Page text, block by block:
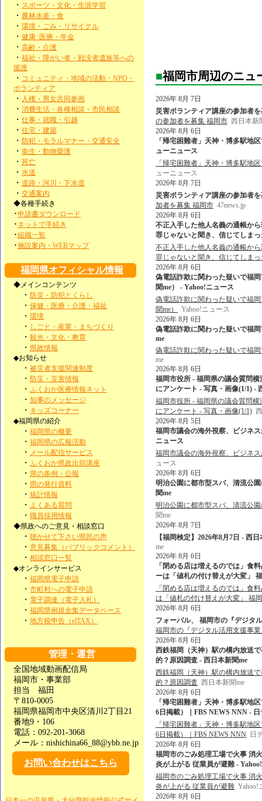
・ スポーツ・文化・生涯学習
・ 農林水産・食
・ 環境・ごみ・リサイクル
・ 健康･医療・年金
・ 高齢・介護
・ 福祉・障がい者・戦没者遺族等への
援護
・ コミュニティ・地域の活動・NPO・
ボランティア
・ 人権・男女共同参画
・ 消費生活・各種相談・市民相談
・ 仕事・就職・引越
・ 住宅・建築
・ 防犯・モラルマナー・交通安全
・ 衛生・動物愛護
・ 死亡
・ 水道
・ 道路・河川・下水道
・ 交通案内
◆各種手続き
･申請書ダウンロード
･ ネットで手続き
･組織一覧
･施設案内・WEBマップ
福岡県オフィシャル情報
◆メインコンテンツ
・ 防災・防犯とくらし
・ 保健・医療・介護・福祉
・ 環境
・ しごと・産業・まちづくり
・ 観光・文化・教育
・ 県政情報
◆お知らせ
・ 被災者支援関連制度
・ 防災・災害情報
・ ふくおか医療情報ネット
・ 知事のメッセージ
・ キッズコーナー
◆福岡県の紹介
・ 福岡県の概要
・ 福岡県の広報活動
・ メール配信サービス
・ ふくおか県政出前講座
・ 県の条例・公報
・ 県の発行資料
・ 統計情報
・ よくある質問
・ 職員採用情報
◆県政へのご意見・相談窓口
・ 聴かせて下さい県民の声
・ 意見募集（パブリックコメント）
・ 相談窓口一覧
◆オンラインサービス
・ 福岡県電子申請
・ 市町村への電子申請
・ 電子調達（電子入札）
・ 福岡県例規全集データベース
・ 地方税申告（elTAX）
管理・運営
全国地域動画配信局
福岡市・事業部
担当 福田
〒810-0005
福岡県福岡市中央区清川2丁目21
番地9・106
電話：092-201-3068
メール：nishichina66_88@ybb.ne.jp
お問い合わせはこちら
■福岡市周辺のニュ
2026年 8月 7日
災害ボランティア講座の参加者
の参加者を募集 福岡市 西日本新
2026年 8月 6日
「帰宅困難者」天神・博多駅
ューニュース
「帰宅困難者」天神・博多駅
ューニュース
2026年 8月 7日
災害ボランティア講座の参加者
加者を募集 福岡市 47news.jp
2026年 8月 6日
不正入手した他人名義の通帳か
罪じゃないと聞き、信じてしま
不正入手した他人名義の通帳か
罪じゃないと聞き、信じてしま
2026年 8月 6日
偽電話詐欺に関わった疑いで福
聞me） - Yahoo!ニュース
偽電話詐欺に関わった疑いで福
聞me）
Yahoo!ニュース
2026年 8月 6日
偽電話詐欺に関わった疑いで福
me
偽電話詐欺に関わった疑いで福
me
2026年 8月 6日
福岡市役所 - 福岡県の議会質問
にアンケート - 写真・画像(1/1) -
福岡市役所 - 福岡県の議会質問
にアンケート - 写真・画像(1/1)
2026年 8月 5日
福岡市議会の海外視察、ビジネ
ニュース
福岡市議会の海外視察、ビジネ
ュース
2026年 8月 6日
明治公園に都市型スパ、清流公
聞me
明治公園に都市型スパ、清流公
聞me
2026年 8月 7日
【福岡検定】2026年8月7日 - 西
me
2026年 8月 6日
「閉める店は増えるのでは」食
ーは「値札の付け替えが大変」
「閉める店は増えるのでは」食
は「値札の付け替えが大変」 福岡
2026年 8月 6日
フォーバル、 福岡市の『デジタ
福岡市の『デジタル活用支援事
2026年 8月 6日
西鉄福岡（天神）駅の構内放送
的？原因調査 - 西日本新聞me
西鉄福岡（天神）駅の構内放送
的？原因調査 西日本新聞me
2026年 8月 6日
「帰宅困難者」天神・博多駅地
6日掲載）｜FBS NEWS NNN -
「帰宅困難者」天神・博多駅地
6日掲載）｜FBS NEWS NNN 日
2026年 8月 6日
福岡市のごみ処理工場で火事 消
炎が上がる 従業員が避難 -
福岡市のごみ処理工場で火事 消
炎が上がる 従業員が避難 Yahoo!
2026年 8月 6日